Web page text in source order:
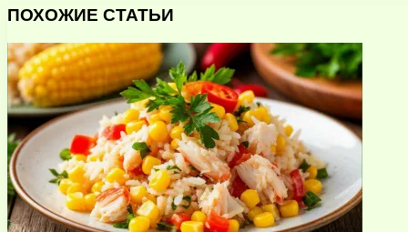
через
почту
ПОХОЖИЕ СТАТЬИ